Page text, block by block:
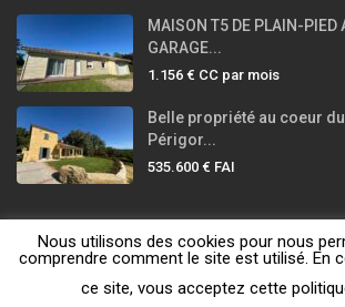
MAISON T5 DE PLAIN-PIED
GARAGE...
1.156 € CC par mois
Belle propriété au coeur du
Périgor...
535.600 € FAI
LA PETITE IMMOBILIÈRE © 2020 - 2025
Honoraires Mentions légales
Nous utilisons des cookies pour nous
comprendre comment le site est utilisé. En
ce site, vous acceptez cette